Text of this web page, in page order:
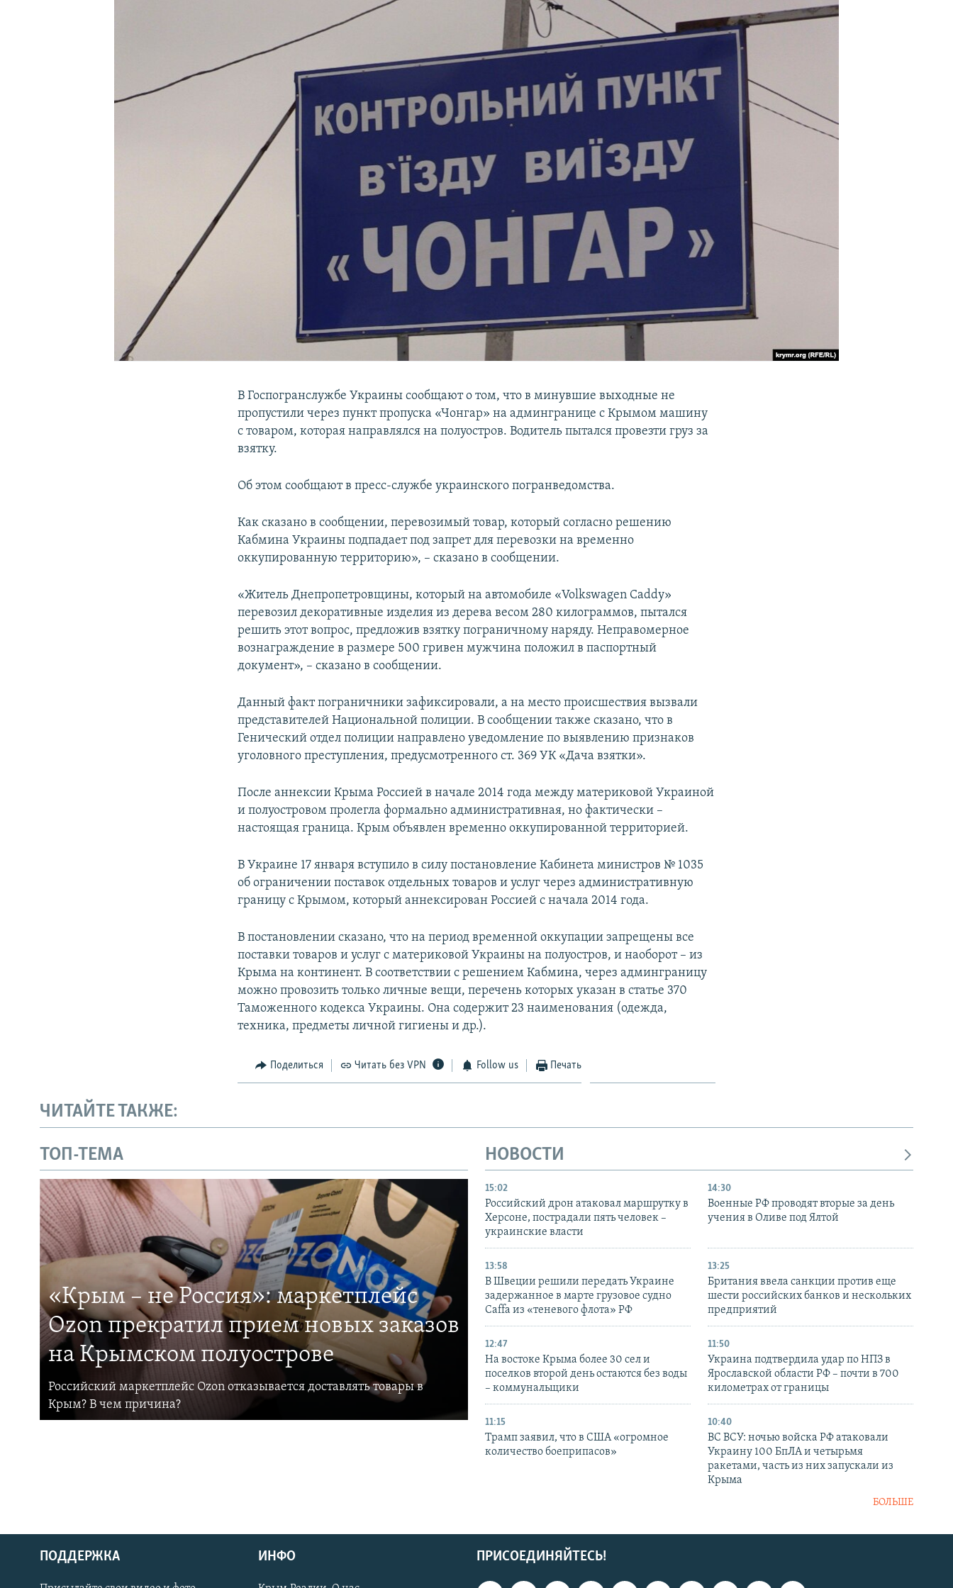
Українською
В Госпогранслужбе Украины сообщают о том, что в минувшие выходные не
пропустили через пункт пропуска «Чонгар» на админгранице с Крымом машину
с товаром, которая направлялся на полуостров. Водитель пытался провезти груз за
взятку.
Об этом сообщают в пресс-службе украинского погранведомства.
Как сказано в сообщении, перевозимый товар, который согласно решению
Кабмина Украины подпадает под запрет для перевозки на временно
оккупированную территорию», – сказано в сообщении.
«Житель Днепропетровщины, который на автомобиле «Volkswagen Caddy»
перевозил декоративные изделия из дерева весом 280 килограммов, пытался
решить этот вопрос, предложив взятку пограничному наряду. Неправомерное
вознаграждение в размере 500 гривен мужчина положил в паспортный
документ», – сказано в сообщении.
Данный факт пограничники зафиксировали, а на место происшествия вызвали
представителей Национальной полиции. В сообщении также сказано, что в
Генический отдел полиции направлено уведомление по выявлению признаков
уголовного преступления, предусмотренного ст. 369 УК «Дача взятки».
После аннексии Крыма Россией в начале 2014 года между материковой Украиной
и полуостровом пролегла формально административная, но фактически –
настоящая граница. Крым объявлен временно оккупированной территорией.
В Украине 17 января вступило в силу постановление Кабинета министров № 1035
об ограничении поставок отдельных товаров и услуг через административную
границу с Крымом, который аннексирован Россией с начала 2014 года.
В постановлении сказано, что на период временной оккупации запрещены все
поставки товаров и услуг с материковой Украины на полуостров, и наоборот – из
Крыма на континент. В соответствии с решением Кабмина, через админграницу
можно провозить только личные вещи, перечень которых указан в статье 370
Таможенного кодекса Украины. Она содержит 23 наименования (одежда,
техника, предметы личной гигиены и др.).
Поделиться Читать без VPN Follow us Печать
ЧИТАЙТЕ ТАКЖЕ:
ТОП-ТЕМА
«Крым – не Россия»: маркетплейс
Ozon прекратил прием новых заказов
на Крымском полуострове
Российский маркетплейс Ozon отказывается доставлять товары в
Крым? В чем причина?
НОВОСТИ
15:02
Российский дрон атаковал маршрутку в
Херсоне, пострадали пять человек –
украинские власти
14:30
Военные РФ проводят вторые за день
учения в Оливе под Ялтой
13:58
В Швеции решили передать Украине
задержанное в марте грузовое судно
Caffa из «теневого флота» РФ
13:25
Британия ввела санкции против еще
шести российских банков и нескольких
предприятий
12:47
На востоке Крыма более 30 сел и
поселков второй день остаются без воды
– коммунальщики
11:50
Украина подтвердила удар по НПЗ в
Ярославской области РФ – почти в 700
километрах от границы
11:15
Трамп заявил, что в США «огромное
количество боеприпасов»
10:40
ВС ВСУ: ночью войска РФ атаковали
Украину 100 БпЛА и четырьмя
ракетами, часть из них запускали из
Крыма
БОЛЬШЕ
ПРИСОЕДИНЯЙТЕСЬ!
ПОДДЕРЖКА ИНФО